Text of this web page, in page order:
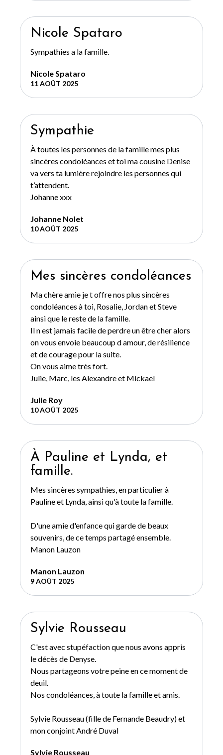
Nicole Spataro
Sympathies a la famille.
Nicole Spataro
11 AOÛT 2025
Sympathie
À toutes les personnes de la famille mes plus
sincères condoléances et toi ma cousine Denise
va vers ta lumière rejoindre les personnes qui
t’attendent.
Johanne xxx
Johanne Nolet
10 AOÛT 2025
Mes sincères condoléances
Ma chère amie je t offre nos plus sincères
condoléances à toi, Rosalie, Jordan et Steve
ainsi que le reste de la famille.
Il n est jamais facile de perdre un être cher alors
on vous envoie beaucoup d amour, de résilience
et de courage pour la suite.
On vous aime très fort.
Julie, Marc, les Alexandre et Mickael
Julie Roy
10 AOÛT 2025
À Pauline et Lynda, et
famille.
Mes sincères sympathies, en particulier à
Pauline et Lynda, ainsi qu'à toute la famille.
D'une amie d'enfance qui garde de beaux
souvenirs, de ce temps partagé ensemble.
Manon Lauzon
Manon Lauzon
9 AOÛT 2025
Sylvie Rousseau
C'est avec stupéfaction que nous avons appris
le décès de Denyse.
Nous partageons votre peine en ce moment de
deuil.
Nos condoléances, à toute la famille et amis.
Sylvie Rousseau (fille de Fernande Beaudry) et
mon conjoint André Duval
Sylvie Rousseau